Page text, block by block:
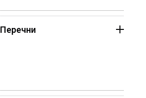
Перечни